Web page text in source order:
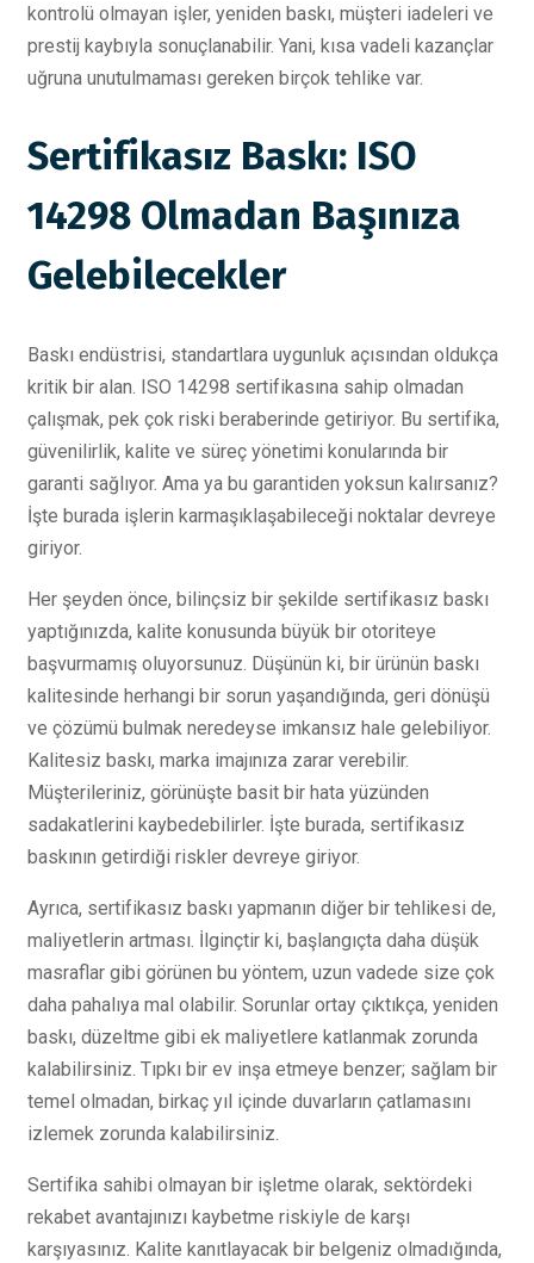
kontrolü olmayan işler, yeniden baskı, müşteri iadeleri ve
prestij kaybıyla sonuçlanabilir. Yani, kısa vadeli kazançlar
uğruna unutulmaması gereken birçok tehlike var.
Sertifikasız Baskı: ISO
14298 Olmadan Başınıza
Gelebilecekler
Baskı endüstrisi, standartlara uygunluk açısından oldukça
kritik bir alan. ISO 14298 sertifikasına sahip olmadan
çalışmak, pek çok riski beraberinde getiriyor. Bu sertifika,
güvenilirlik, kalite ve süreç yönetimi konularında bir
garanti sağlıyor. Ama ya bu garantiden yoksun kalırsanız?
İşte burada işlerin karmaşıklaşabileceği noktalar devreye
giriyor.
Her şeyden önce, bilinçsiz bir şekilde sertifikasız baskı
yaptığınızda, kalite konusunda büyük bir otoriteye
başvurmamış oluyorsunuz. Düşünün ki, bir ürünün baskı
kalitesinde herhangi bir sorun yaşandığında, geri dönüşü
ve çözümü bulmak neredeyse imkansız hale gelebiliyor.
Kalitesiz baskı, marka imajınıza zarar verebilir.
Müşterileriniz, görünüşte basit bir hata yüzünden
sadakatlerini kaybedebilirler. İşte burada, sertifikasız
baskının getirdiği riskler devreye giriyor.
Ayrıca, sertifikasız baskı yapmanın diğer bir tehlikesi de,
maliyetlerin artması. İlginçtir ki, başlangıçta daha düşük
masraflar gibi görünen bu yöntem, uzun vadede size çok
daha pahalıya mal olabilir. Sorunlar ortay çıktıkça, yeniden
baskı, düzeltme gibi ek maliyetlere katlanmak zorunda
kalabilirsiniz. Tıpkı bir ev inşa etmeye benzer; sağlam bir
temel olmadan, birkaç yıl içinde duvarların çatlamasını
izlemek zorunda kalabilirsiniz.
Sertifika sahibi olmayan bir işletme olarak, sektördeki
rekabet avantajınızı kaybetme riskiyle de karşı
karşıyasınız. Kalite kanıtlayacak bir belgeniz olmadığında,